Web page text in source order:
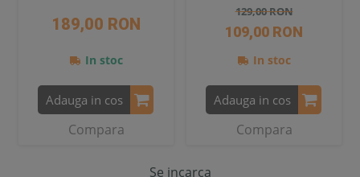
189,00 RON
In stoc
Adauga in cos
Compara
129,00 RON
109,00 RON
In stoc
Adauga in cos
Compara
Se incarca